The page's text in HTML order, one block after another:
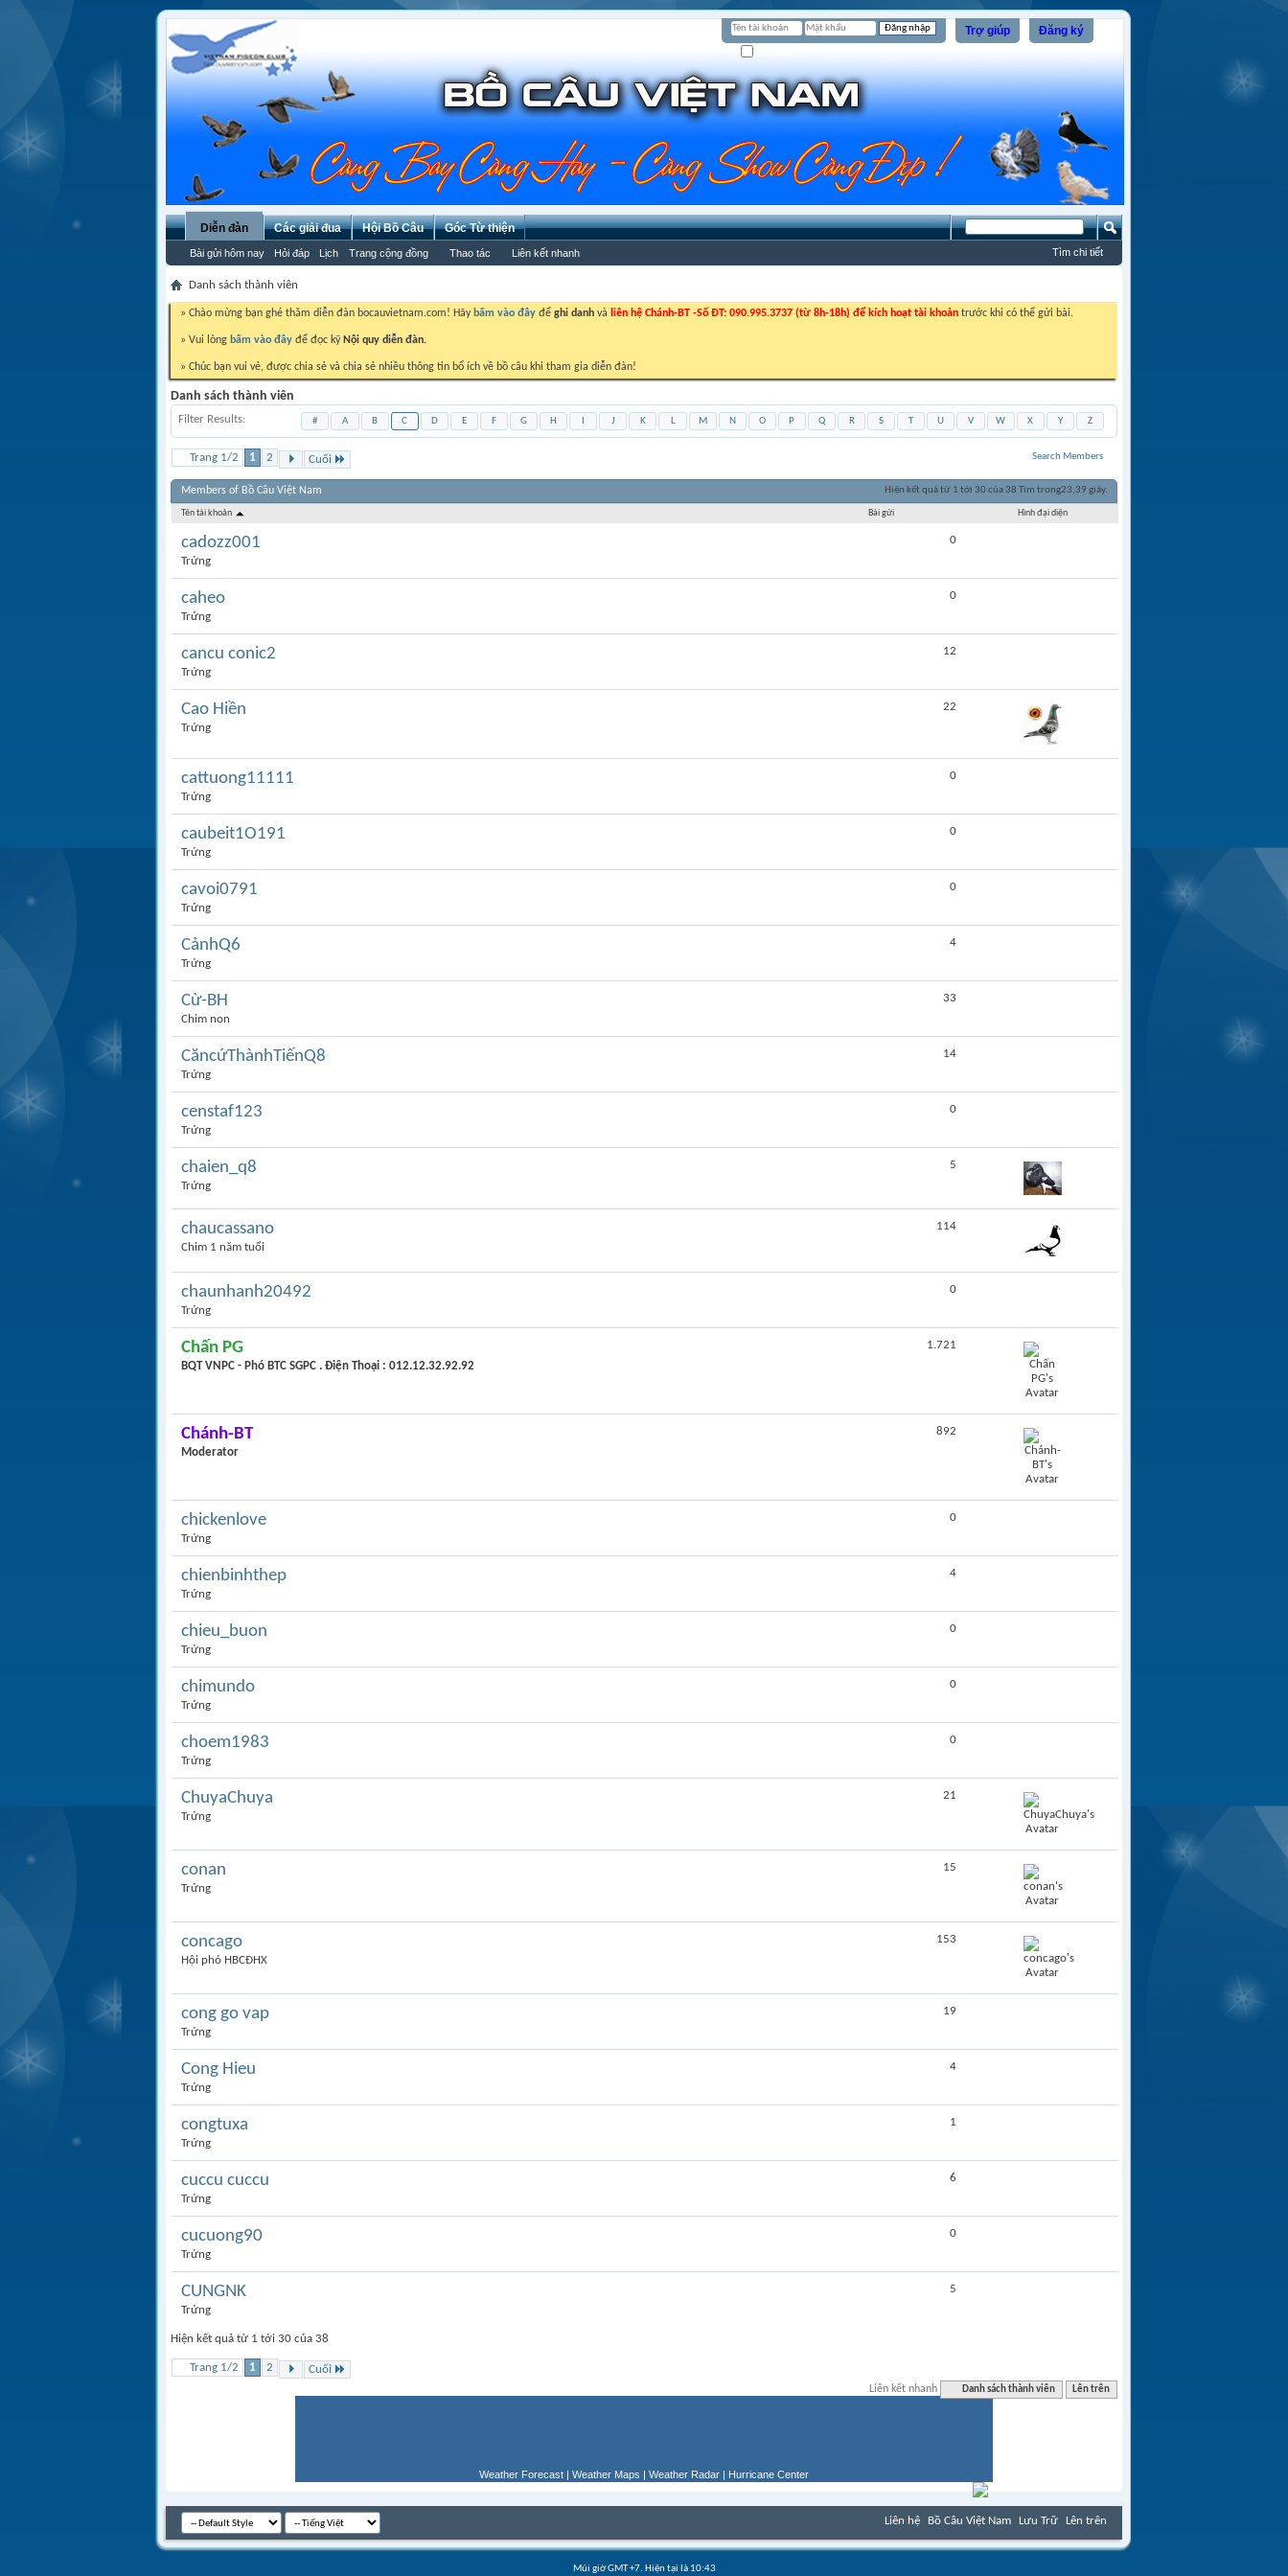
Đăng ký
Trợ giúp
Diễn đàn
Bài gửi hôm nay Hỏi đáp Lịch Trang cộng đồng Thao tác Liên kết nhanh
Các giải đua Hội Bồ Câu Góc Từ thiện
Tìm chi tiết
Danh sách thành viên
» Chào mừng bạn ghé thăm diễn đàn bocauvietnam.com! Hãy bấm vào đây để ghi danh và liên hệ Chánh-BT -Số ĐT: 090.995.3737 (từ 8h-18h) để kích hoạt tài khoản trước khi có thể gửi bài.
» Vui lòng bấm vào đây để đọc kỹ Nội quy diễn đàn.
» Chúc bạn vui vẻ, được chia sẻ và chia sẻ nhiều thông tin bổ ích về bồ câu khi tham gia diễn đàn!
Danh sách thành viên
Filter Results # A B C D E F G H J K L M N O P Q R S T U V W X Y Z
Trang 1/2 1 2 Cuối Search Members
Hiện kết quả từ 1 tới 30 của 38 Tìm trong23,39 giây.
Members of Bồ Câu Việt Nam
Tên tài khoản Bài gửi Hình đại diện
cadozz001
Trứng
0
caheo
Trứng
0
cancu conic2
Trứng
12
Cao Hiền
Trứng
22
cattuong11111
Trứng
0
caubeit1O191
Trứng
0
cavoi0791
Trứng
0
CảnhQ6
Trứng
4
Cừ-BH
Chim non
33
CăncứThànhTiếnQ8
Trứng
14
censtaf123
Trứng
0
chaien_q8
Trứng
5
chaucassano
Chim 1 năm tuổi
114
chaunhanh20492
Trứng
0
Chấn PG
BQT VNPC - Phó BTC SGPC . Điện Thoại : 012.12.32.92.92
1.721
Chánh-BT
Moderator
892
chickenlove
Trứng
0
chienbinhthep
Trứng
4
chieu_buon
Trứng
0
chimundo
Trứng
0
choem1983
Trứng
0
ChuyaChuya
Trứng
21
conan
Trứng
15
concago
Hội phó HBCĐHX
153
cong go vap
Trứng
19
Cong Hieu
Trứng
4
congtuxa
Trứng
1
cuccu cuccu
Trứng
6
cucuong90
Trứng
0
CUNGNK
Trứng
5
Hiện kết quả từ 1 tới 30 của 38
Trang 1/2 1 2 Cuối
Liên kết nhanh Danh sách thành viên Lên trên
Weather Forecast | Weather Maps | Weather Radar | Hurricane Center
Liên hệ Bồ Câu Việt Nam Lưu Trữ Lên trên
Múi giờ GMT +7. Hiện tại là 10:43